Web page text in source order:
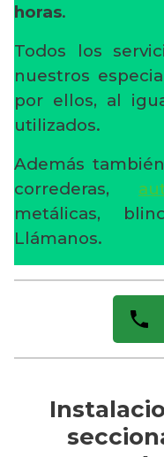
horas.
Todos los
nuestros
por ellos, al
utilizados.
Además
correderas,
metálicas,
Llámanos.